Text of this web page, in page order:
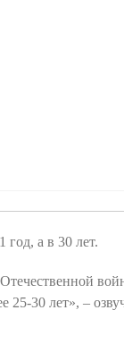
год, а в 30 лет.
25-30 лет», –